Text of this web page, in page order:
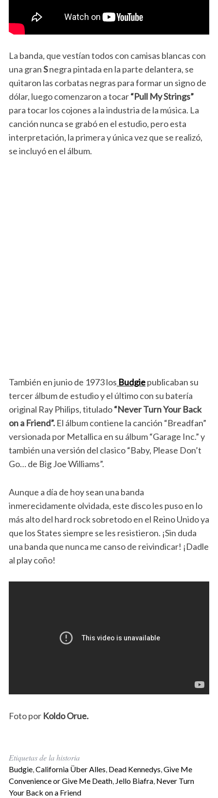
La banda, que vestían todos con camisas blancas con
una granSnegra pintada en la parte delantera, se
quitaron las corbatas negras para formar un signo de
dólar, luego comenzaron a tocar“Pull My Strings”
para tocar los cojones a la industria de la música. La
canción nunca se grabó en el estudio, pero esta
interpretación, la primera y única vez que se realizó,
se incluyó en el álbum.
También en junio de 1973 los Budgiepublicaban su
tercer álbum de estudio y el último con su batería
original Ray Philips, titulado“Never Turn Your Back
on a Friend”. El álbum contiene la canción “Breadfan”
versionada por Metallica en su álbum “Garage Inc.” y
también una versión del clasico “Baby, Please Don’t
Go… de Big Joe Williams”.
Aunque a día de hoy sean una banda
inmerecidamente olvidada, este disco les puso en lo
más alto del hard rock sobretodo en el Reino Unido ya
que los States siempre se les resistieron. ¡Sin duda
una banda que nunca me canso de reivindicar! ¡Dadle
al play coño!
Foto por Koldo Orue.
Etiquetas de la historia
Budgie,California Über Alles, Dead Kennedys,Give Me
Convenience or Give Me Death, Jello Biafra, Never Turn
Your Back on a Friend